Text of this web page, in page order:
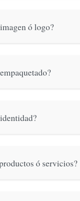
ó logo?
ó servicios?